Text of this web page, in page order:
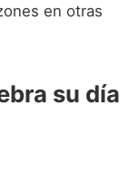
en otras
su día